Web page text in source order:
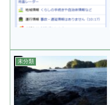
未分類